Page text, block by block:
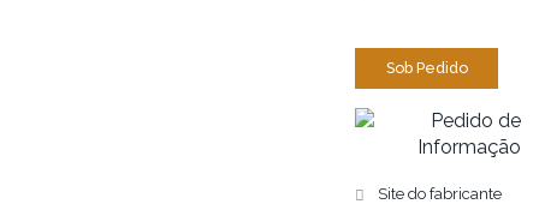
Sob Pedido
Site do fabricante